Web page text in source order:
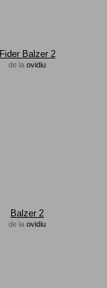
Fider Balzer 2
de la ovidiu
Balzer 2
de la ovidiu